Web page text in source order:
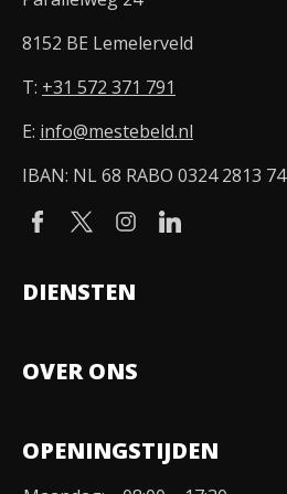
8152 BE Lemelerveld
T: +31 572 371 791
E: info@mestebeld.nl
IBAN: NL 68 RABO 0324 2813 74
DIENSTEN
OVER ONS
Organisatie
OPENINGSTIJDEN